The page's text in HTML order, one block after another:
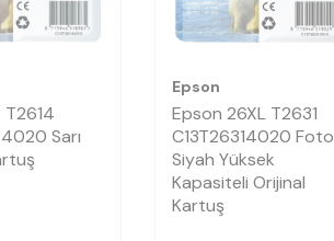
Sarı
Epson
Epson 26XL T2631
C13T26314020 Foto
Siyah Yüksek
Kapasiteli Orijinal
Kartuş